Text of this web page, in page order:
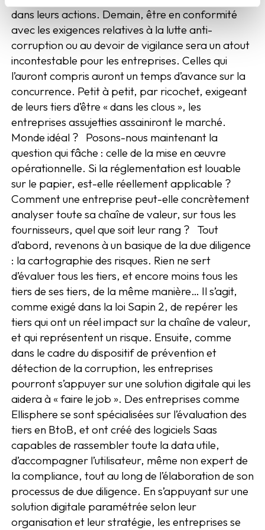
dans leurs actions. Demain, être en conformité
avec les exigences relatives à la lutte anti-
corruption ou au devoir de vigilance sera un atout
incontestable pour les entreprises. Celles qui
l’auront compris auront un temps d’avance sur la
concurrence. Petit à petit, par ricochet, exigeant
de leurs tiers d’être « dans les clous », les
entreprises assujetties assainiront le marché.
Monde idéal ? Posons-nous maintenant la
question qui fâche : celle de la mise en œuvre
opérationnelle. Si la réglementation est louable
sur le papier, est-elle réellement applicable ?
Comment une entreprise peut-elle concrètement
analyser toute sa chaîne de valeur, sur tous les
fournisseurs, quel que soit leur rang ? Tout
d’abord, revenons à un basique de la due diligence
: la cartographie des risques. Rien ne sert
d’évaluer tous les tiers, et encore moins tous les
tiers de ses tiers, de la même manière… Il s’agit,
comme exigé dans la loi Sapin 2, de repérer les
tiers qui ont un réel impact sur la chaîne de valeur,
et qui représentent un risque. Ensuite, comme
dans le cadre du dispositif de prévention et
détection de la corruption, les entreprises
pourront s’appuyer sur une solution digitale qui les
aidera à « faire le job ». Des entreprises comme
Ellisphere se sont spécialisées sur l’évaluation des
tiers en BtoB, et ont créé des logiciels Saas
capables de rassembler toute la data utile,
d’accompagner l’utilisateur, même non expert de
la compliance, tout au long de l’élaboration de son
processus de due diligence. En s’appuyant sur une
solution digitale paramétrée selon leur
organisation et leur stratégie, les entreprises se